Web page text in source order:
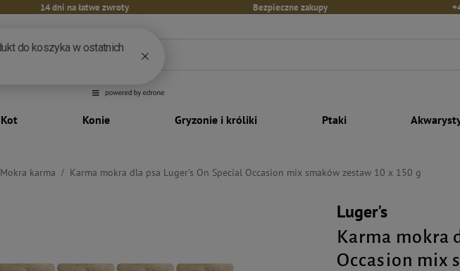
14 dni na łatwe zwroty Bezpieczne zakupy
Kot Konie Gryzonie i króliki Ptaki
Mokra karma Karma mokra dla psa Luger's On Special Occasion mix smaków zestaw 10 x 150 g
Luger's
Karma mokra
Occasion mix